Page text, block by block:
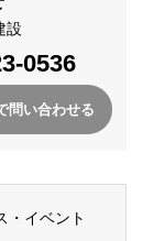
設
0536
問い合わせる
・イベント